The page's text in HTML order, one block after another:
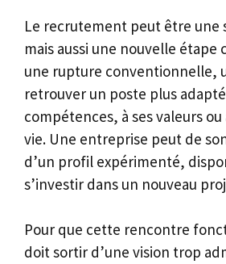
Le recrutement peut être une
mais aussi une nouvelle étape
une rupture conventionnelle,
retrouver un poste plus
compétences, à ses valeurs
vie. Une entreprise peut de
d’un profil expérimenté,
s’investir dans un nouveau
Pour que cette rencontre
doit sortir d’une vision trop